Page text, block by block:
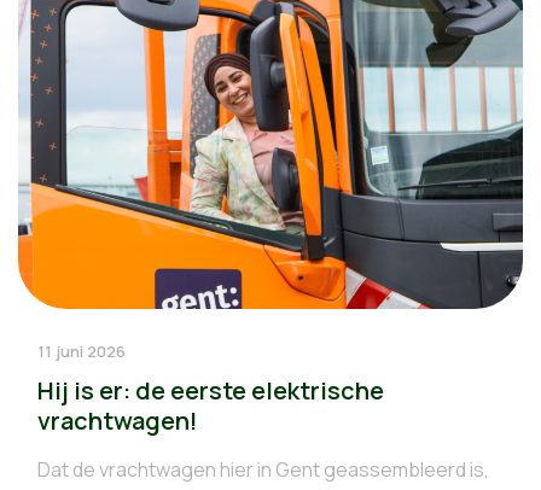
11 juni 2026
Hij is er: de eerste elektrische
vrachtwagen!
Dat de vrachtwagen hier in Gent geassembleerd is,